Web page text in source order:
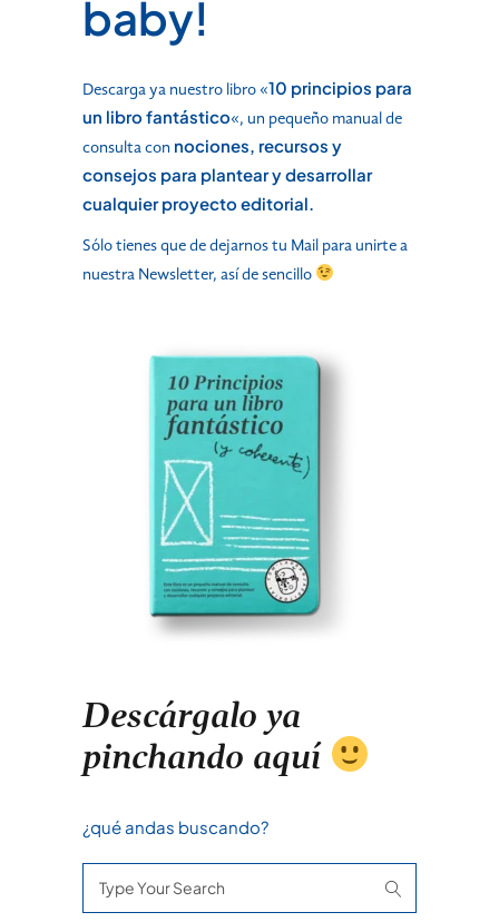
baby!
Descarga ya nuestro libro «10 principios para
un libro fantástico«, un pequeño manual de
consulta con nociones, recursos y
consejos para plantear y desarrollar
cualquier proyecto editorial.
Sólo tienes que de dejarnos tu Mail para unirte a
nuestra Newsletter, así de sencillo
Descárgalo ya
pinchando aquí
¿qué andas buscando?
for: